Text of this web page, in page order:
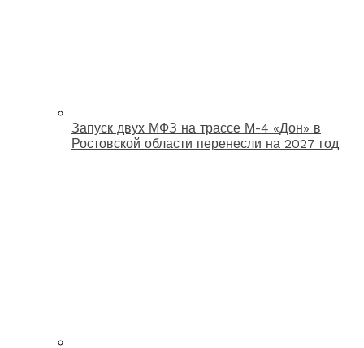
Запуск двух МФЗ на трассе М-4 «Дон» в
Ростовской области перенесли на 2027 год